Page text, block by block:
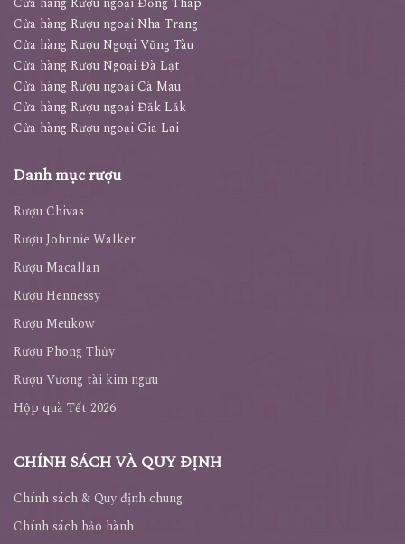
Cửa hàng Rượu ngoại Nha Trang
Cửa hàng Rượu Ngoại Vũng Tàu
Cửa hàng Rượu Ngoại Đà Lạt
Cửa hàng Rượu ngoại Cà Mau
Cửa hàng Rượu ngoại Đăk Lăk
Cửa hàng Rượu ngoại Gia Lai
Danh mục rượu
Rượu Chivas
Rượu Johnnie Walker
Rượu Macallan
Rượu Hennessy
Rượu Meukow
Rượu Phong Thủy
Rượu Vương tài kim ngưu
Hộp quà Tết 2026
CHÍNH SÁCH VÀ QUY ĐỊNH
Chính sách & Quy định chung
Chính sách bảo hành